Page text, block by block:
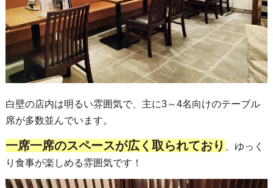
白壁の店内は明るい雰囲気で、主に3～4名向けのテーブル
席が多数並んでいます。
一席一席のスペースが広く取られており
、ゆっく
り食事が楽しめる雰囲気です！